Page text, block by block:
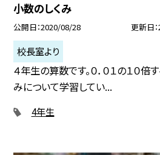
小数のしくみ
公開日 2020/08/28 更新日
校長室より
４年生の算数です。０．０１の１０倍
みについて学習してい...
4年生